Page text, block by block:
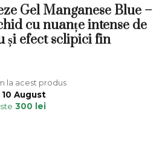
Gel Manganese Blue –
cu nuanțe intense de
și efect sclipici fin
la acest produs
10 August
300 lei